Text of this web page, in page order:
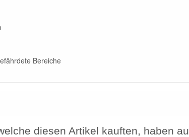
Bereiche
diesen Artikel kauften, haben